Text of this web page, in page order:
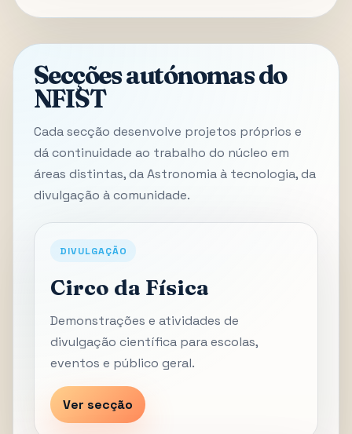
Secções autónomas do
NFIST
Cada secção desenvolve projetos próprios e
dá continuidade ao trabalho do núcleo em
áreas distintas, da Astronomia à tecnologia, da
divulgação à comunidade.
DIVULGAÇÃO
Circo da Física
Demonstrações e atividades de
divulgação científica para escolas,
eventos e público geral.
Ver secção